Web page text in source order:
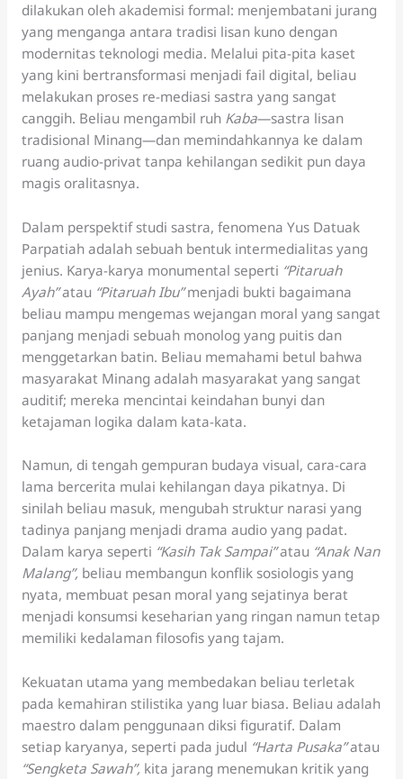
dilakukan oleh akademisi formal: menjembatani jurang
yang menganga antara tradisi lisan kuno dengan
modernitas teknologi media. Melalui pita-pita kaset
yang kini bertransformasi menjadi fail digital, beliau
melakukan proses re-mediasi sastra yang sangat
canggih. Beliau mengambil ruh Kaba—sastra lisan
tradisional Minang—dan memindahkannya ke dalam
ruang audio-privat tanpa kehilangan sedikit pun daya
magis oralitasnya.
Dalam perspektif studi sastra, fenomena Yus Datuak
Parpatiah adalah sebuah bentuk intermedialitas yang
jenius. Karya-karya monumental seperti “Pitaruah
Ayah”atau “Pitaruah Ibu”menjadi bukti bagaimana
beliau mampu mengemas wejangan moral yang sangat
panjang menjadi sebuah monolog yang puitis dan
menggetarkan batin. Beliau memahami betul bahwa
masyarakat Minang adalah masyarakat yang sangat
auditif; mereka mencintai keindahan bunyi dan
ketajaman logika dalam kata-kata.
Namun, di tengah gempuran budaya visual, cara-cara
lama bercerita mulai kehilangan daya pikatnya. Di
sinilah beliau masuk, mengubah struktur narasi yang
tadinya panjang menjadi drama audio yang padat.
Dalam karya seperti “Kasih Tak Sampai”atau “Anak Nan
Malang”, beliau membangun konflik sosiologis yang
nyata, membuat pesan moral yang sejatinya berat
menjadi konsumsi keseharian yang ringan namun tetap
memiliki kedalaman filosofis yang tajam.
Kekuatan utama yang membedakan beliau terletak
pada kemahiran stilistika yang luar biasa. Beliau adalah
maestro dalam penggunaan diksi figuratif. Dalam
setiap karyanya, seperti pada judul “Harta Pusaka”atau
“Sengketa Sawah”, kita jarang menemukan kritik yang